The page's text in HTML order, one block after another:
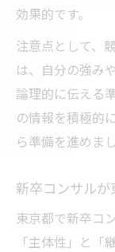
効果的です。
注意点として、
は、自分の強み
論理的に伝える
の情報を積極的
ら準備を進めま
新卒コンサル
東京都で新卒コ
「主体性」と